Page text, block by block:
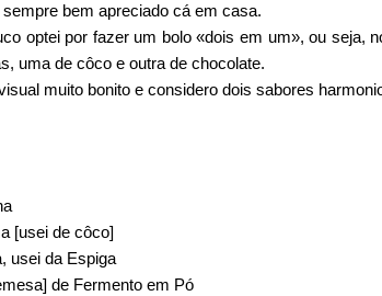
bem apreciado cá em casa.
optei por fazer um bolo «dois em um», ou seja,
uma de côco e outra de chocolate.
muito bonito e considero dois sabores
[usei de côco]
usei da Espiga
de Fermento em Pó